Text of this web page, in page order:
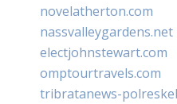
novelatherton.com
nassvalleygardens.net
electjohnstewart.com
omptourtravels.com
tribratanews-